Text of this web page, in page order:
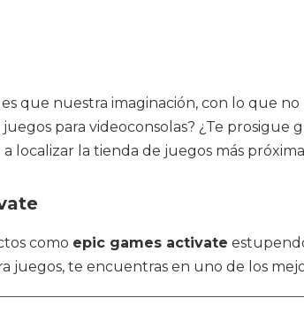
que nuestra imaginación, con lo que
para videoconsolas? ¿Te
localizar la tienda de juegos más
como epic games activate
te encuentras en uno de los